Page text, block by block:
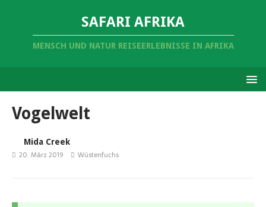
SAFARI AFRIKA
MENSCH UND NATUR REISEERLEBNISSE IN AFRIKA
Vogelwelt
Mida Creek
20. März 2019 Wüstenfuchs